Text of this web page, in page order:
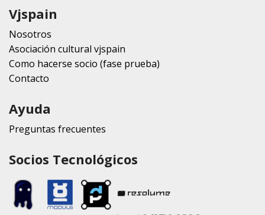
Vjspain
Nosotros
Asociación cultural vjspain
Como hacerse socio (fase prueba)
Contacto
Ayuda
Preguntas frecuentes
Socios Tecnológicos